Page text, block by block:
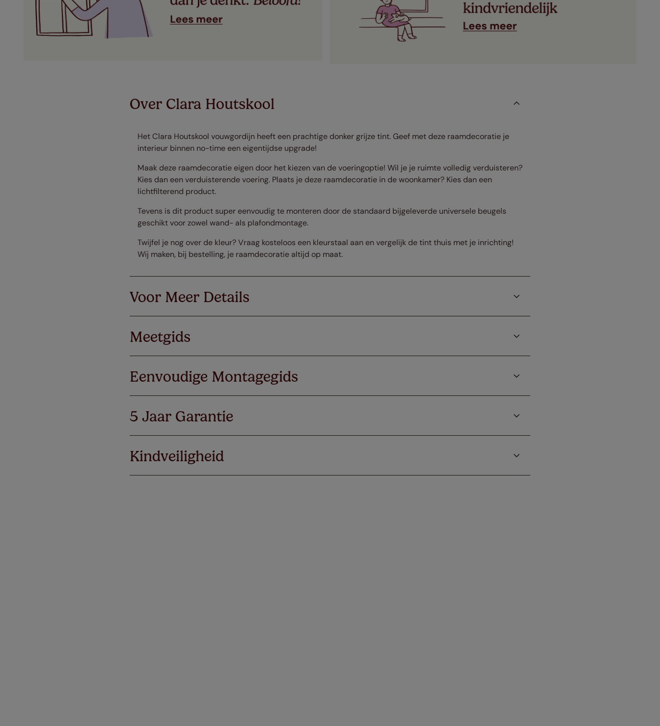
Over Clara Houtskool
Het Clara Houtskool vouwgordijn heeft een prachtige donker grijze tint. Geef met deze raamdecoratie je
interieur binnen no-time een eigentijdse upgrade!
Maak deze raamdecoratie eigen door het kiezen van de voeringoptie! Wil je je ruimte volledig verduisteren?
Kies dan een verduisterende voering. Plaats je deze raamdecoratie in de woonkamer? Kies dan een
lichtfilterend product.
Tevens is dit product super eenvoudig te monteren door de standaard bijgeleverde universele beugels
geschikt voor zowel wand- als plafondmontage.
Twijfel je nog over de kleur? Vraag kosteloos een kleurstaal aan en vergelijk de tint thuis met je inrichting!
Wij maken, bij bestelling, je raamdecoratie altijd op maat.
Voor Meer Details
Meetgids
Eenvoudige Montagegids
5 Jaar Garantie
Kindveiligheid